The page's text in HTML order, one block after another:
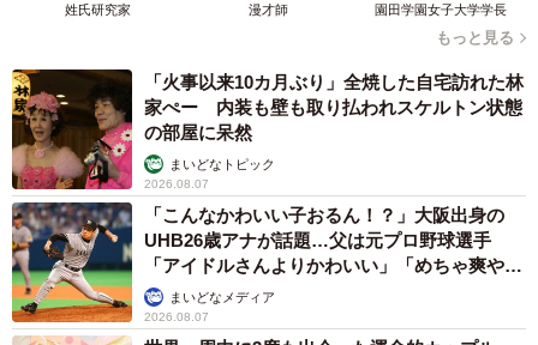
姓氏研究家 漫才師 園田学園女子大学学長
もっと見る
「火事以来10カ月ぶり」全焼した自宅訪れた林
家ぺー 内装も壁も取り払われスケルトン状態
の部屋に呆然
まいどなトピック
2026.08.07
「こんなかわいい子おるん！？」大阪出身の
UHB26歳アナが話題…父は元プロ野球選手
「アイドルさんよりかわいい」「めちゃ爽や
か」まいどなメディア
2026.08.07